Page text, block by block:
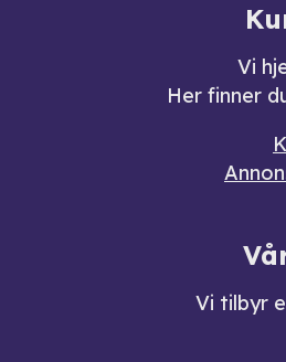
Vi
Her finner
Vi tilbyr